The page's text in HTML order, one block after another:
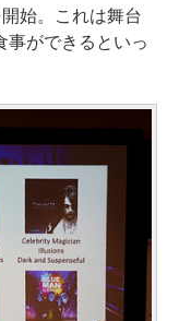
始。これは舞台
事ができるといっ